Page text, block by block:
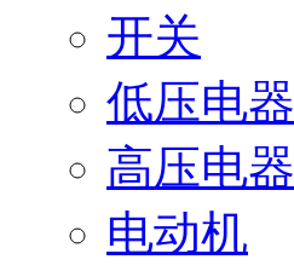
开关
低压电器
高压电器
电动机